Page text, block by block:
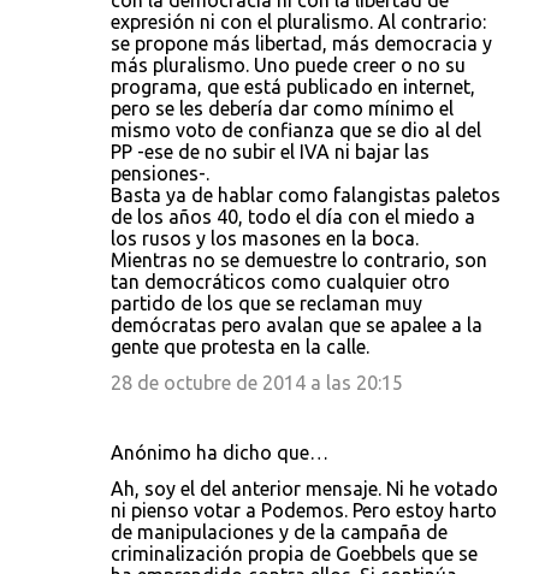
expresión ni con el pluralismo. Al contrario:
se propone más libertad, más democracia y
más pluralismo. Uno puede creer o no su
programa, que está publicado en internet,
pero se les debería dar como mínimo el
mismo voto de confianza que se dio al del
PP -ese de no subir el IVA ni bajar las
pensiones-.
Basta ya de hablar como falangistas paletos
de los años 40, todo el día con el miedo a
los rusos y los masones en la boca.
Mientras no se demuestre lo contrario, son
tan democráticos como cualquier otro
partido de los que se reclaman muy
demócratas pero avalan que se apalee a la
gente que protesta en la calle.
28 de octubre de 2014 a las 20:15
Anónimo ha dicho que…
Ah, soy el del anterior mensaje. Ni he votado
ni pienso votar a Podemos. Pero estoy harto
de manipulaciones y de la campaña de
criminalización propia de Goebbels que se